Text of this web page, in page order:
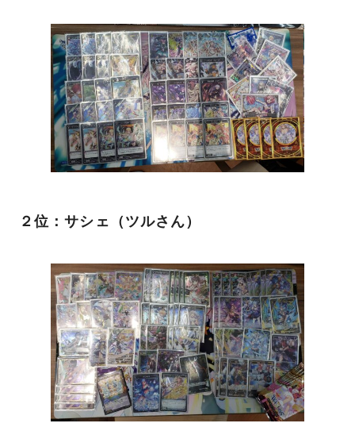
２位：サシェ（ツルさん）